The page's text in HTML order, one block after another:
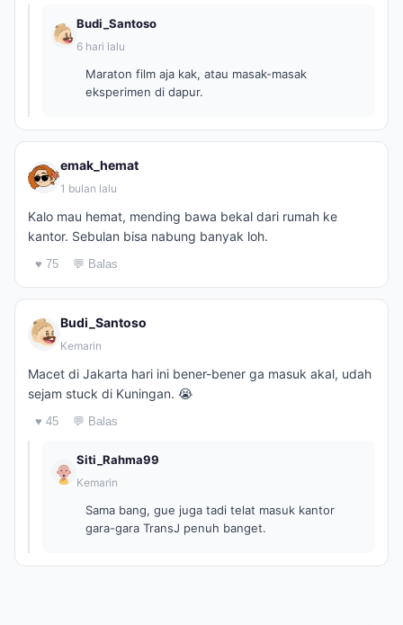
Budi_Santoso
6 hari lalu
Maraton film aja kak, atau masak-masak
eksperimen di dapur.
emak_hemat
1 bulan lalu
Kalo mau hemat, mending bawa bekal dari rumah ke
kantor. Sebulan bisa nabung banyak loh.
♥ 75 💬 Balas
Budi_Santoso
Kemarin
Macet di Jakarta hari ini bener-bener ga masuk akal, udah
sejam stuck di Kuningan. 😭
♥ 45 💬 Balas
Siti_Rahma99
Kemarin
Sama bang, gue juga tadi telat masuk kantor
gara-gara TransJ penuh banget.